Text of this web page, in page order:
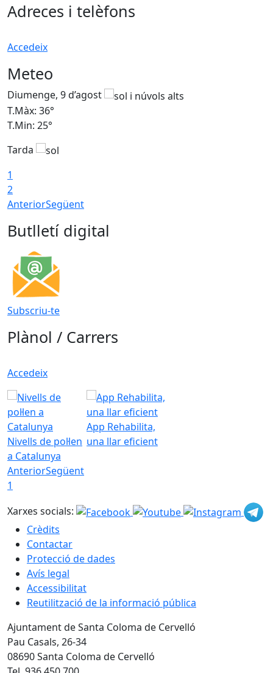
Adreces i telèfons
Accedeix
Meteo
Diumenge, 9 d’agost
T.Màx: 36°
T.Min: 25°
Tarda
1
2
AnteriorSegüent
Butlletí digital
Subscriu-te
Plànol / Carrers
Accedeix
Nivells de pol·len
a Catalunya
App Rehabilita,
una llar eficient
AnteriorSegüent
1
Xarxes socials:
Crèdits
Contactar
Protecció de dades
Avís legal
Accessibilitat
Reutilització de la informació pública
Ajuntament de Santa Coloma de Cervelló
Pau Casals, 26-34
08690 Santa Coloma de Cervelló